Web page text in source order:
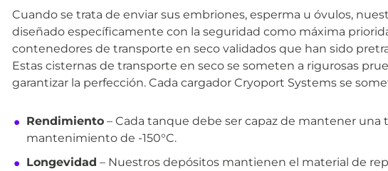
Cuando se trata de enviar sus embriones, esperma u óvulos,
diseñado específicamente con la seguridad como máxima
contenedores de transporte en seco validados que han sido
Estas cisternas de transporte en seco se someten a rigurosas
garantizar la perfección. Cada cargador Cryoport Systems se
Rendimiento – Cada tanque debe ser capaz de mantener
mantenimiento de -150°C.
Longevidad – Nuestros depósitos mantienen el material de